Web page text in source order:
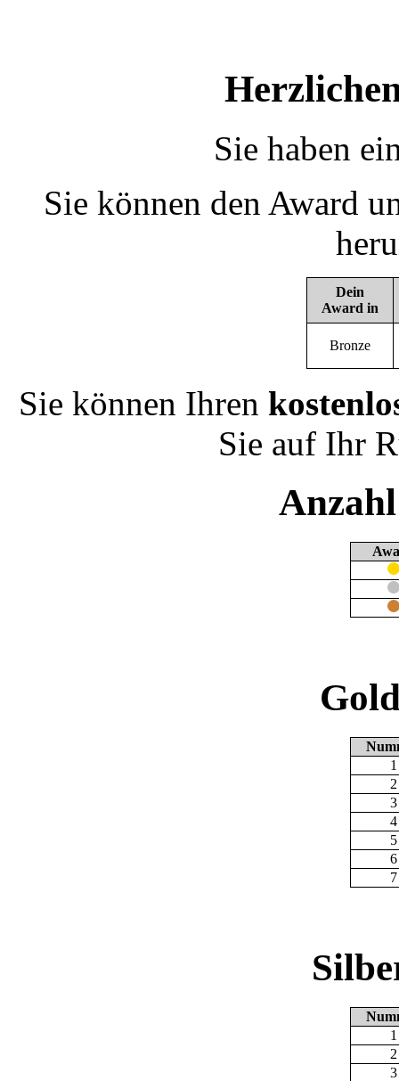
Sie haben
Sie können den Award
Dein
Award in
Bronze
Sie können Ihren
Sie auf Ihr
1
2
3
4
5
6
7
1
2
3